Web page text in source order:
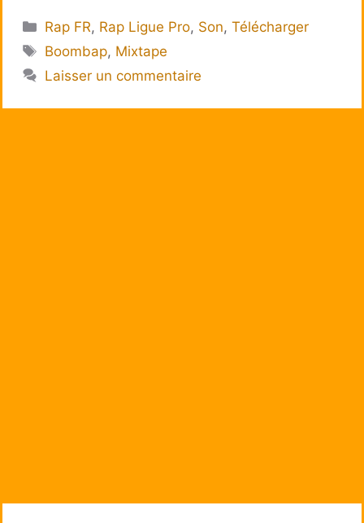
Catégories
Rap FR, Rap Ligue Pro, Son,Télécharger
Étiquettes
Boombap, Mixtape
Laisser un commentaire